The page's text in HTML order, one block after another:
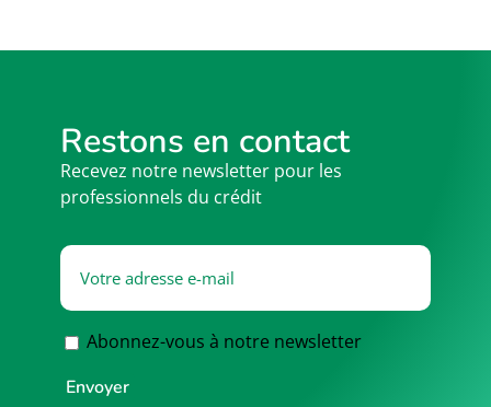
Restons en contact
Recevez notre newsletter pour les
professionnels du crédit
Abonnez-vous à notre newsletter